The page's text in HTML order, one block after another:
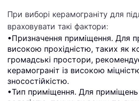
При виборі керамограніту для
враховувати такі фактори:
•Призначення приміщення. Для
високою прохідністю, таких як
громадські простори,
керамограніт із високою
зносостійкістю.
•Тип приміщення. Для